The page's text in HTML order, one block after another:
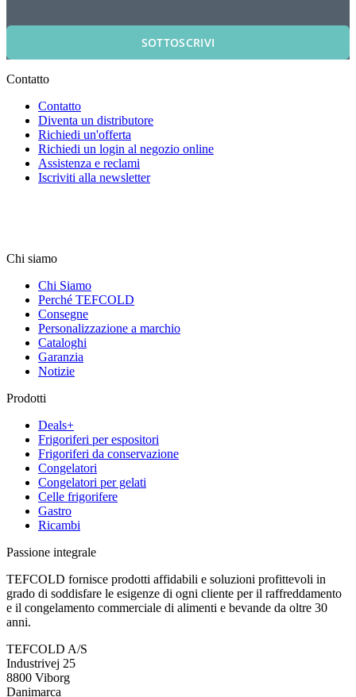
SOTTOSCRIVI
Contatto
Contatto
Diventa un distributore
Richiedi un'offerta
Richiedi un login al negozio online
Assistenza e reclami
Iscriviti alla newsletter
Chi siamo
Chi Siamo
Perché TEFCOLD
Consegne
Personalizzazione a marchio
Cataloghi
Garanzia
Notizie
Prodotti
Deals+
Frigoriferi per espositori
Frigoriferi da conservazione
Congelatori
Congelatori per gelati
Celle frigorifere
Gastro
Ricambi
Passione integrale
TEFCOLD fornisce prodotti affidabili e soluzioni profittevoli in
grado di soddisfare le esigenze di ogni cliente per il raffreddamento
e il congelamento commerciale di alimenti e bevande da oltre 30
anni.
TEFCOLD A/S
Industrivej 25
8800 Viborg
Danimarca